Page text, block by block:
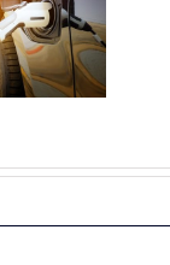
Afspraken
thuiswerken
grensarbeiders
verlengd